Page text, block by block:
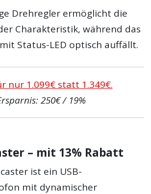
Drehregler ermöglicht die
Charakteristik, während das
Status-LED optisch auffällt.
nur 1.099€ statt 1.349€.
250€ / 19%
– mit 13% Rabatt
ist ein USB-
mit dynamischer